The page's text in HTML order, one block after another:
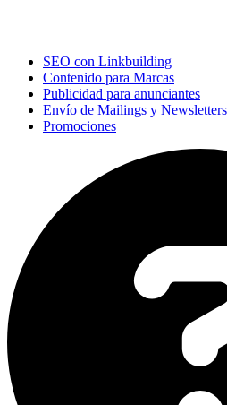
SEO con Linkbuilding
Contenido para Marcas
Publicidad para anunciantes
Envío de Mailings y Newsletters
Promociones